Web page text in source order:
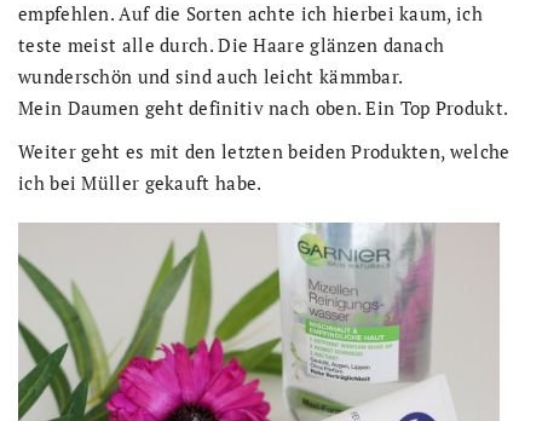
empfehlen. Auf die Sorten achte ich hierbei kaum, ich
teste meist alle durch. Die Haare glänzen danach
wunderschön und sind auch leicht kämmbar.
Mein Daumen geht definitiv nach oben. Ein Top Produkt.
Weiter geht es mit den letzten beiden Produkten, welche
ich bei Müller gekauft habe.